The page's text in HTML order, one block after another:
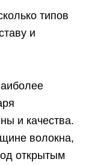
типов
и
и качества.
волокна,
открытым